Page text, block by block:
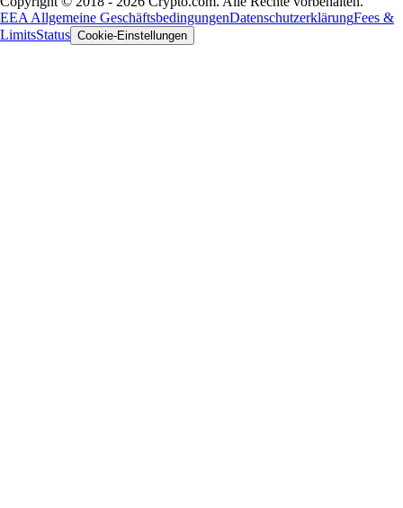
EEA Allgemeine GeschäftsbedingungenDatenschutzerklärungFees &
LimitsStatus Cookie-Einstellungen